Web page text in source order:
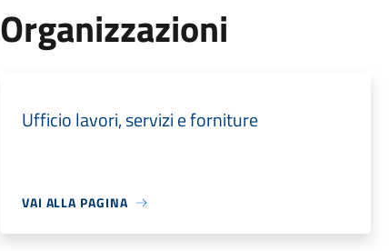
Organizzazioni
Ufficio lavori, servizi e forniture
VAI ALLA PAGINA